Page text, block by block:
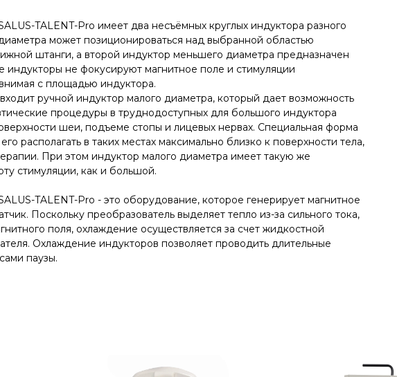
TALENT-Pro имеет два несъёмных круглых индуктора разного
может позиционироваться над выбранной областью
штанги, а второй индуктор меньшего диаметра предназначен
индукторы не фокусируют магнитное поле и стимуляции
с площадью индуктора.
ручной индуктор малого диаметра, который дает возможность
процедуры в труднодоступных для большого индуктора
шеи, подъеме стопы и лицевых нервах. Специальная форма
располагать в таких местах максимально близко к поверхности тела,
При этом индуктор малого диаметра имеет такую же
стимуляции, как и большой.
TALENT-Pro - это оборудование, которое генерирует магнитное
Поскольку преобразователь выделяет тепло из-за сильного тока,
поля, охлаждение осуществляется за счет жидкостной
Охлаждение индукторов позволяет проводить длительные
паузы.